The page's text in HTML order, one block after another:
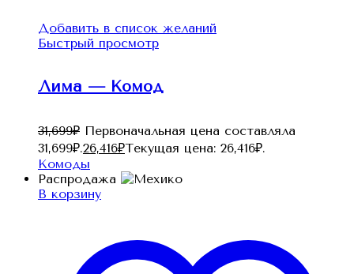
Добавить в список желаний
Быстрый просмотр
Лима — Комод
31,699₽ Первоначальная цена составляла
31,699₽.26,416₽Текущая цена: 26,416₽.
Комоды
Распродажа
В корзину